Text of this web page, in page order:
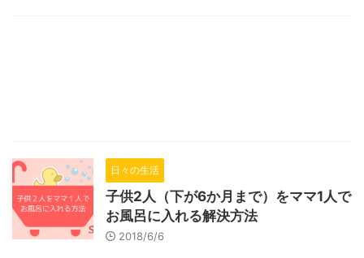
日々の生活
子供2人（下が6か月まで）をママ1人で
お風呂に入れる解決方法
2018/6/6